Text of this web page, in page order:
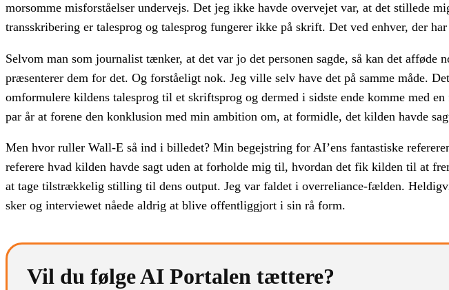
morsomme misforståelser undervejs. Det jeg ikke havde overvejet var, at det stillede
transskribering er talesprog og talesprog fungerer ikke på skrift. Det ved enhver, der
Selvom man som journalist tænker, at det var jo det personen sagde, så kan det afføde
præsenterer dem for det. Og forståeligt nok. Jeg ville selv have det på samme måde.
omformulere kildens talesprog til et skriftsprog og dermed i sidste ende komme med
par år at forene den konklusion med min ambition om, at formidle, det kilden havde
Men hvor ruller Wall-E så ind i billedet? Min begejstring for AI’ens fantastiske
referere hvad kilden havde sagt uden at forholde mig til, hvordan det fik kilden til at
at tage tilstrækkelig stilling til dens output. Jeg var faldet i overreliance-fælden.
sker og interviewet nåede aldrig at blive offentliggjort i sin rå form.
Vil du følge AI Portalen tættere?